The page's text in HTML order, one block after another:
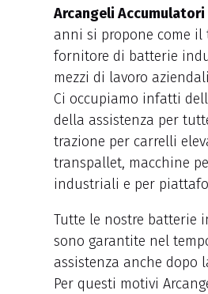
Arcangeli Accumulatori
anni si propone come il
fornitore di batterie
mezzi di lavoro
Ci occupiamo infatti
della assistenza per
trazione per carrelli
transpallet, macchine
industriali e per
Tutte le nostre batterie
sono garantite nel
assistenza anche dopo
Per questi motivi